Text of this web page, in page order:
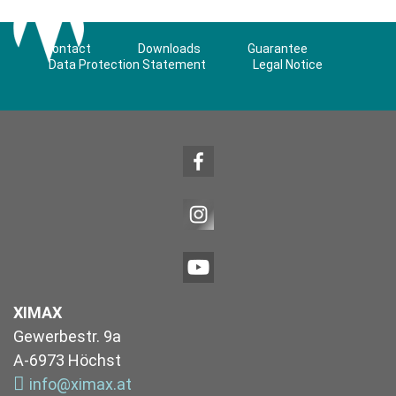
Contact Downloads
Guarantee
Data Protection Statement
Legal Notice
XIMAX
Gewerbestr. 9a
A-6973 Höchst
info@ximax.at